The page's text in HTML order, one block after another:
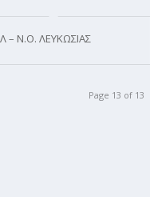
– Ν.Ο. ΛΕΥΚΩΣΙΑΣ
Page 13 of 13